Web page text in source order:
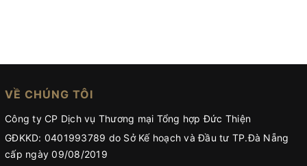
VỀ CHÚNG TÔI
Công ty CP Dịch vụ Thương mại Tổng hợp Đức Thiện
GĐKKD: 0401993789 do Sở Kế hoạch và Đầu tư TP.Đà Nẵng
cấp ngày 09/08/2019